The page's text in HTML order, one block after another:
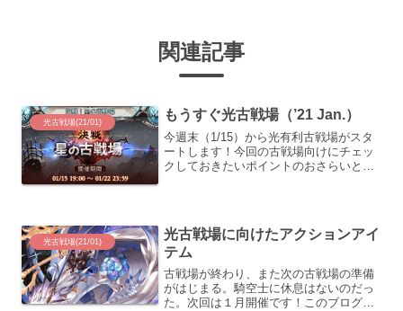
関連記事
光古戦場(21/01) もうすぐ光古戦場（’21 Jan.）
今週末（1/15）から光有利古戦場がスタ
ートします！今回の古戦場向けにチェッ
クしておきたいポイントのおさらいと、
光古戦場(21/01)
光古戦場に向けたアクションアイ
テム
古戦場が終わり、また次の古戦場の準備
がはじまる。騎空士に休息はないのだっ
た。次回は１月開催です！このブログを